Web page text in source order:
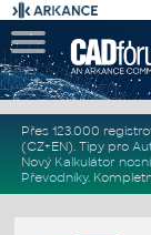
Přes 123.000
(CZ+EN). Tipy pro
Nový Kalkulátor
Převodníky.